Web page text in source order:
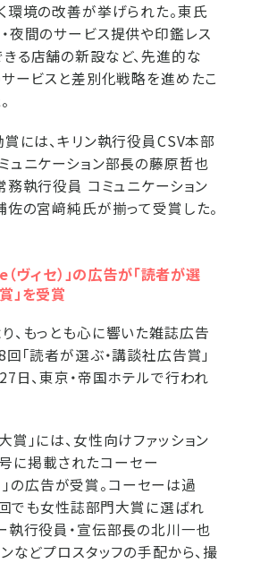
環境の改善が挙げられた。東氏
夜間のサービス提供や印鑑レス
る店舗の新設など、先進的な
サービスと差別化戦略を進めたこ
賞には、キリン執行役員CSV本部
ュニケーション部長の藤原哲也
務執行役員 コミュニケーション
の宮﨑純氏が揃って受賞した。
ヴィセ）」の広告が「読者が選
」を受賞
、もっとも心に響いた雑誌広告
「読者が選ぶ・講談社広告賞」
日、東京・帝国ホテルで行われ
賞」には、女性向けファッション
に掲載されたコーセー
」の広告が受賞。コーセーは過
でも女性誌部門大賞に選ばれ
執行役員・宣伝部長の北川一也
ンなどプロスタッフの手配から、撮